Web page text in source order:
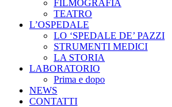
FILMOGRAFIA
TEATRO
L’OSPEDALE
LO ‘SPEDALE DE’ PAZZI
STRUMENTI MEDICI
LA STORIA
LABORATORIO
Prima e dopo
NEWS
CONTATTI